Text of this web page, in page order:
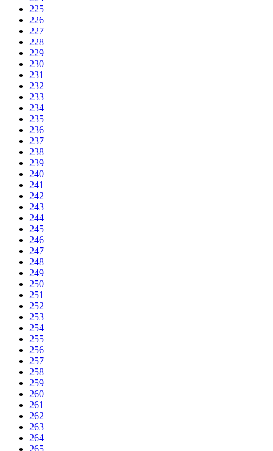
225
226
227
228
229
230
231
232
233
234
235
236
237
238
239
240
241
242
243
244
245
246
247
248
249
250
251
252
253
254
255
256
257
258
259
260
261
262
263
264